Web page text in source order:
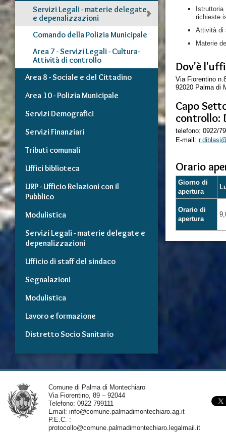
Servizi Legali - materie delegate
e depenalizzazioni
Comando della Polizia Municipale
Area 7 - Servizi Legali - Cultura-
Attività di controllo
Area 8 - Sociale e del Cittadino
Area 10 - Polizia Municipale
Servizi Demografici
Servizi Finanziari
Tributi comunali
Uffici biblioteca
URP - Ufficio Relazioni con il
Pubblico
Modulistica
Servizi Legali - materie delegate e
depenalizzazioni
Ufficio di staff del sindaco
Segnalazioni
Modulistica
Lavoro e formazione
Distretto Socio Sanitario
richieste
Attività di
Materie
Dov'è
Via Fiorentino
92020 Palma di
Capo
controllo:
telefono: 0922/
E-mail:
Orario
Giorno di
apertura
Orario di
apertura
Comune di Palma di Montechiaro
Via Fiorentino, 89 – 92044
Telefono: 0922 799111
Email: info@comune.palmadimontechiaro.ag.it
P.E.C. :
protocollo@comune.palmadimontechiaro.legalmail.it